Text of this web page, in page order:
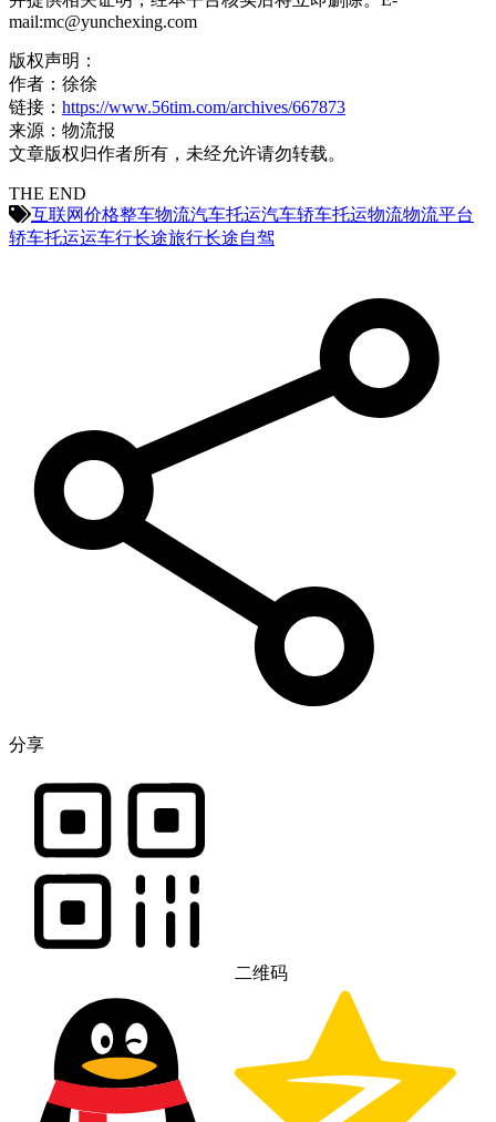
mail:mc@yunchexing.com
版权声明：
作者：徐徐
链接： https://www.56tim.com/archives/667873
来源：物流报
文章版权归作者所有，未经允许请勿转载。
THE END
互联网价格整车物流汽车托运汽车轿车托运物流物流平台
轿车托运运车行长途旅行长途自驾
分享
二维码